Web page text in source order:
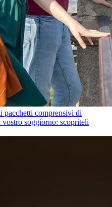
pacchetti comprensivi di
soggiorno: scopriteli